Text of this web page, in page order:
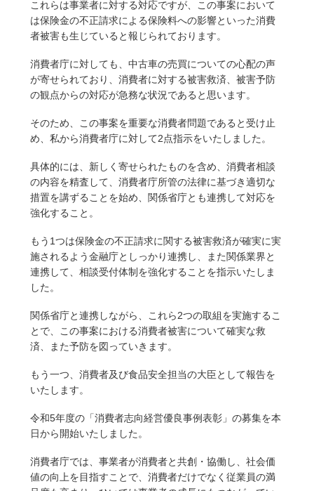
これらは事業者に対する対応ですが、この事案において
は保険金の不正請求による保険料への影響といった消費
者被害も生じていると報じられております。
消費者庁に対しても、中古車の売買についての心配の声
が寄せられており、消費者に対する被害救済、被害予防
の観点からの対応が急務な状況であると思います。
そのため、この事案を重要な消費者問題であると受け止
め、私から消費者庁に対して2点指示をいたしました。
具体的には、新しく寄せられたものを含め、消費者相談
の内容を精査して、消費者庁所管の法律に基づき適切な
措置を講ずることを始め、関係省庁とも連携して対応を
強化すること。
もう1つは保険金の不正請求に関する被害救済が確実に実
施されるよう金融庁としっかり連携し、また関係業界と
連携して、相談受付体制を強化することを指示いたしま
した。
関係省庁と連携しながら、これら2つの取組を実施するこ
とで、この事案における消費者被害について確実な救
済、また予防を図っていきます。
もう一つ、消費者及び食品安全担当の大臣として報告を
いたします。
令和5年度の「消費者志向経営優良事例表彰」の募集を本
日から開始いたしました。
消費者庁では、事業者が消費者と共創・協働し、社会価
値の向上を目指すことで、消費者だけでなく従業員の満